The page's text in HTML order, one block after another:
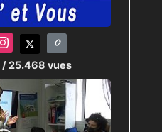
/ 25.468 vues